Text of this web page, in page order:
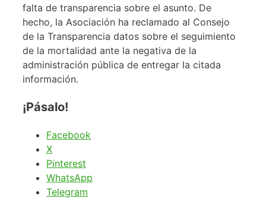
falta de transparencia sobre el asunto. De
hecho, la Asociación ha reclamado al Consejo
de la Transparencia datos sobre el seguimiento
de la mortalidad ante la negativa de la
administración pública de entregar la citada
información.
¡Pásalo!
Facebook
X
Pinterest
WhatsApp
Telegram